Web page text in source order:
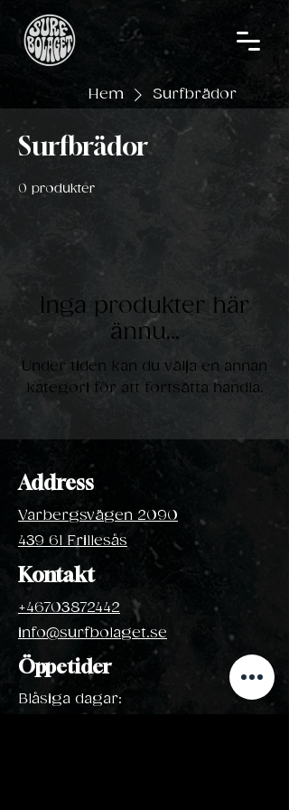
Hem Surfbrädor
Surfbrädor
0 produkter
Inga produkter här
ännu...
Under tiden kan du välja en annan
kategori för att fortsätta handla.
Address
Varbergsvägen 2090
439 61 Frillesås
Kontakt
+46703872442
info@surfbolaget.se
Öppetider
Blåsiga dagar: